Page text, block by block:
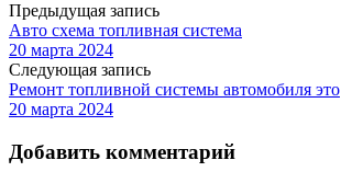
Предыдущая запись
Авто схема топливная система
20 марта 2024
Следующая запись
Ремонт топливной системы автомобиля это
20 марта 2024
Добавить комментарий